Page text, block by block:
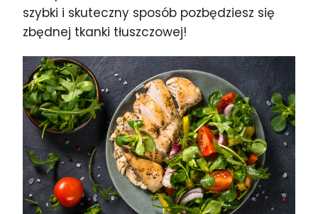
szybki i skuteczny sposób pozbędziesz się
zbędnej tkanki tłuszczowej!